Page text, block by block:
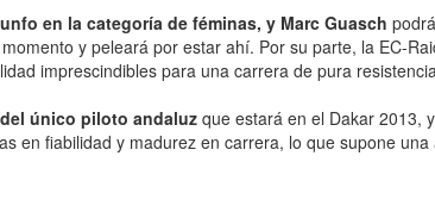
en la categoría de féminas, y Marc Guasch
y peleará por estar ahí. Por su parte, la EC-
imprescindibles para una carrera de pura
único piloto andaluz que estará en el Dakar 2013,
en fiabilidad y madurez en carrera, lo que supone